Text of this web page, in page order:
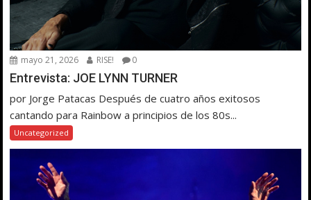
mayo 21, 2026 RISE! 0
Entrevista: JOE LYNN TURNER
por Jorge Patacas Después de cuatro años exitosos
cantando para Rainbow a principios de los 80s...
Uncategorized